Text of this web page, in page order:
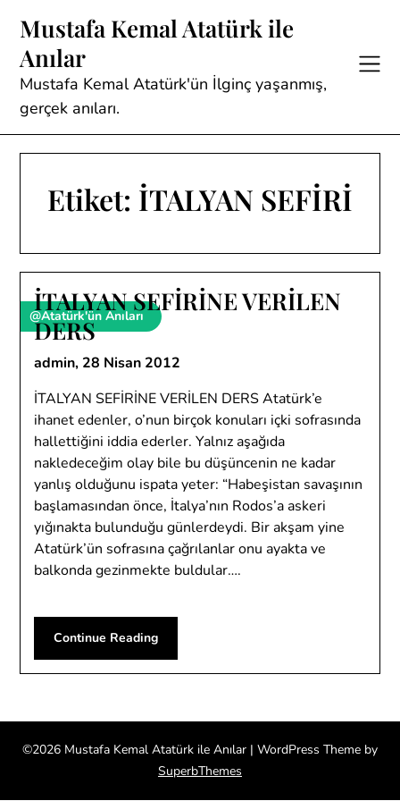
content
Mustafa Kemal Atatürk ile
Anılar
Mustafa Kemal Atatürk'ün İlginç yaşanmış,
gerçek anıları.
Etiket: İTALYAN SEFİRİ
@Atatürk'ün Anıları
İTALYAN SEFİRİNE VERİLEN
DERS
admin, 28 Nisan 2012
İTALYAN SEFİRİNE VERİLEN DERS Atatürk’e
ihanet edenler, o’nun birçok konuları içki sofrasında
hallettiğini iddia ederler. Yalnız aşağıda
nakledeceğim olay bile bu düşüncenin ne kadar
yanlış olduğunu ispata yeter: “Habeşistan savaşının
başlamasından önce, İtalya’nın Rodos’a askeri
yığınakta bulunduğu günlerdeydi. Bir akşam yine
Atatürk’ün sofrasına çağrılanlar onu ayakta ve
balkonda gezinmekte buldular….
Continue Reading
©2026 Mustafa Kemal Atatürk ile Anılar | WordPress Theme by
SuperbThemes